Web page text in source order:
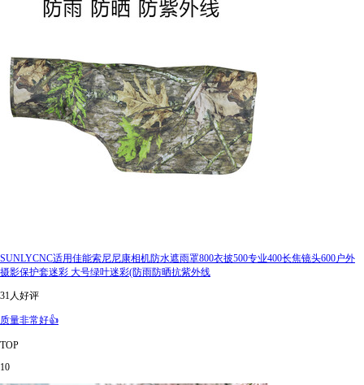
SUNLYCNC适用佳能索尼尼康相机防水遮雨罩800衣披500专业400长焦镜头600户外
摄影保护套迷彩 大号绿叶迷彩(防雨防晒抗紫外线
31人好评
质量非常好👍
TOP
10